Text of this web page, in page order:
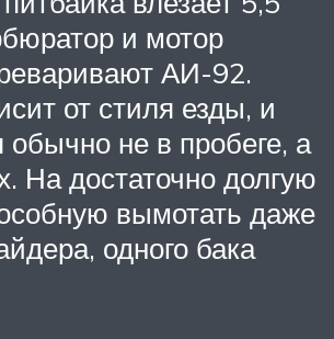
и мотор
АИ-92.
от стиля езды, и
обычно не в пробеге, а
На достаточно долгую
вымотать даже
одного бака